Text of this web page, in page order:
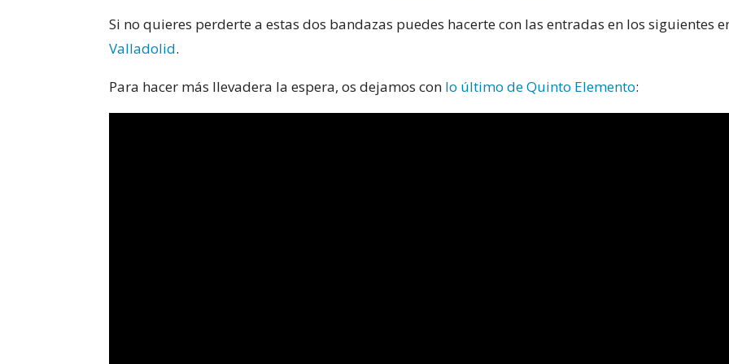
Si no quieres perderte a estas dos bandazas puedes hacerte con las entradas en los siguientes
Valladolid.
Para hacer más llevadera la espera, os dejamos con lo último de Quinto Elemento: